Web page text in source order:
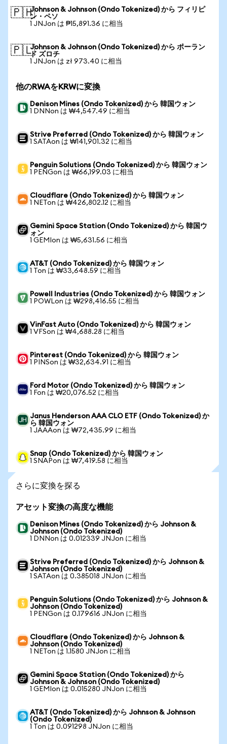
🇵🇭Johnson & Johnson (Ondo Tokenized) から フィリピ
ン・ペソ
1 JNJon は ₱15,891.36 に相当
🇵🇱Johnson & Johnson (Ondo Tokenized) から ポーラン
ド ズロチ
1 JNJon は zł 973.40 に相当
他のRWAをKRWに変換
Denison Mines (Ondo Tokenized) から 韓国ウォン
1 DNNon は ₩4,547.49 に相当
Strive Preferred (Ondo Tokenized) から 韓国ウォン
1 SATAon は ₩141,901.32 に相当
Penguin Solutions (Ondo Tokenized) から 韓国ウォン
1 PENGon は ₩66,199.03 に相当
Cloudflare (Ondo Tokenized) から 韓国ウォン
1 NETon は ₩426,802.12 に相当
Gemini Space Station (Ondo Tokenized) から 韓国ウ
ォン
1 GEMIon は ₩5,631.56 に相当
AT&T (Ondo Tokenized) から 韓国ウォン
1 Ton は ₩33,648.59 に相当
Powell Industries (Ondo Tokenized) から 韓国ウォン
1 POWLon は ₩298,416.55 に相当
VinFast Auto (Ondo Tokenized) から 韓国ウォン
1 VFSon は ₩4,688.28 に相当
Pinterest (Ondo Tokenized) から 韓国ウォン
1 PINSon は ₩32,634.91 に相当
Ford Motor (Ondo Tokenized) から 韓国ウォン
1 Fon は ₩20,076.52 に相当
Janus Henderson AAA CLO ETF (Ondo Tokenized) か
ら 韓国ウォン
1 JAAAon は ₩72,435.99 に相当
Snap (Ondo Tokenized) から 韓国ウォン
1 SNAPon は ₩7,419.58 に相当
さらに変換を探る
アセット変換の高度な機能
Denison Mines (Ondo Tokenized) から Johnson &
Johnson (Ondo Tokenized)
1 DNNon は 0.012339 JNJon に相当
Strive Preferred (Ondo Tokenized) から Johnson &
Johnson (Ondo Tokenized)
1 SATAon は 0.385018 JNJon に相当
Penguin Solutions (Ondo Tokenized) から Johnson &
Johnson (Ondo Tokenized)
1 PENGon は 0.179616 JNJon に相当
Cloudflare (Ondo Tokenized) から Johnson &
Johnson (Ondo Tokenized)
1 NETon は 1.1580 JNJon に相当
Gemini Space Station (Ondo Tokenized) から
Johnson & Johnson (Ondo Tokenized)
1 GEMIon は 0.015280 JNJon に相当
AT&T (Ondo Tokenized) から Johnson & Johnson
(Ondo Tokenized)
1 Ton は 0.091298 JNJon に相当